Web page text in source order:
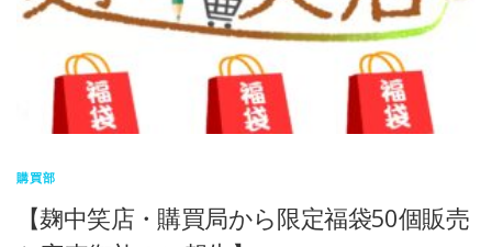
購買部
【麹中笑店・購買局から限定福袋50個販売